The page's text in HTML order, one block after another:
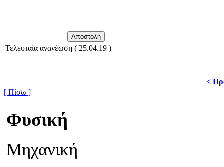
Τελευταία ανανέωση ( 25.04.19 )
<
[ Πίσω ]
Φυσική
Μηχανική